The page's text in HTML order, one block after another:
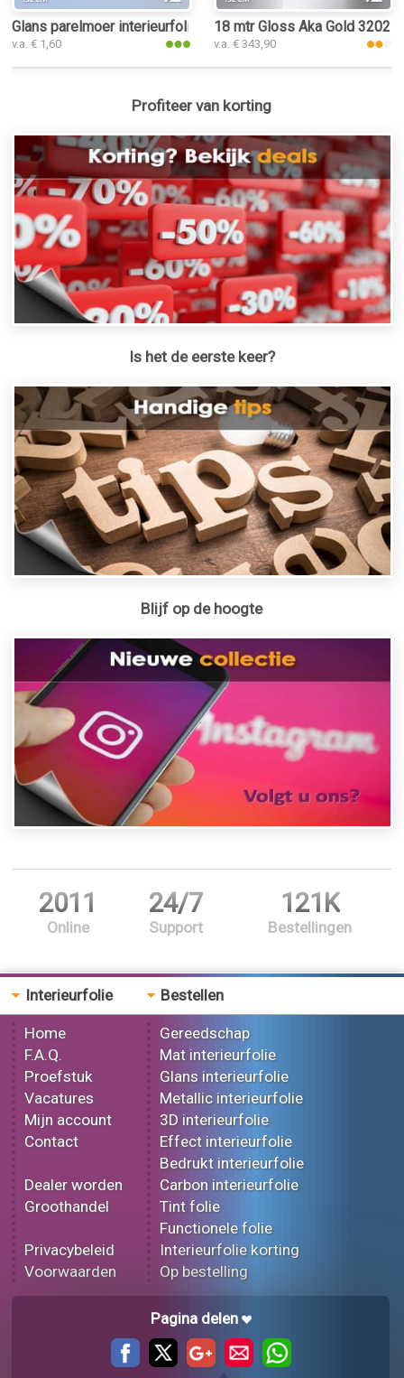
Glans parelmoer interieurfolie
v.a. € 1,60
18 mtr Gloss Aka Gold 3202
v.a. € 343,90
Profiteer van korting
Is het de eerste keer?
Blijf op de hoogte
2011
Online
24/7
Support
121K
Bestellingen
Interieurfolie
Home
F.A.Q.
Proefstuk
Vacatures
Mijn account
Contact
Dealer worden
Groothandel
Privacybeleid
Voorwaarden
Bestellen
Gereedschap
Mat interieurfolie
Glans interieurfolie
Metallic interieurfolie
3D interieurfolie
Effect interieurfolie
Bedrukt interieurfolie
Carbon interieurfolie
Tint folie
Functionele folie
Interieurfolie korting
Op bestelling
Pagina delen